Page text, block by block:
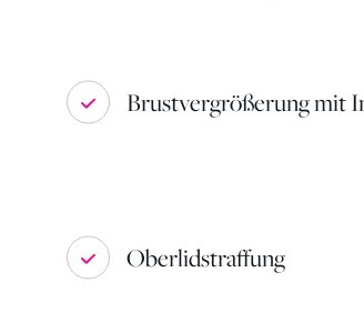
Brustvergrößerung mit
Oberlidstraffung